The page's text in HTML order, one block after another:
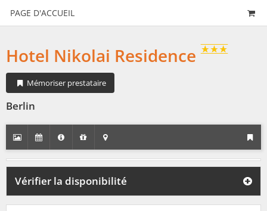
PAGE D'ACCUEIL
Hotel Nikolai Residence
Mémoriser prestataire
Berlin
Vérifier la disponibilité